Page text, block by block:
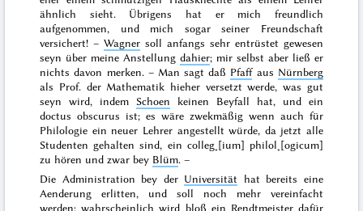
ähnlich sieht. Übrigens hat er mich freundlich
aufgenommen, und mich sogar seiner Freundschaft
versichert! –Wagner soll anfangs sehr entrüstet gewesen
seyn über meine Anstellungdahier; mir selbst aber ließ er
nichts davon merken. – Man sagt daß Pfaffaus Nürnberg
als Prof. der Mathematik hieher versetzt werde, was gut
seyn wird, indem Schoen keinen Beyfall hat, und ein
doctus obscurus ist; es wäre zwekmäßig wenn auch für
Philologie ein neuer Lehrer angestellt würde, da jetzt alle
Studenten gehalten sind, ein colleg˖[ium] philol˖[ogicum]
zu hören und zwar bey Blüm. –
Die Administration bey der Universität hat bereits eine
Aenderung erlitten, und soll noch mehr vereinfacht
werden; wahrscheinlich wird bloß ein Rendtmeister dafür